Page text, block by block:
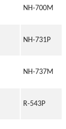
NH-700M
NH-731P
NH-737M
R-543P